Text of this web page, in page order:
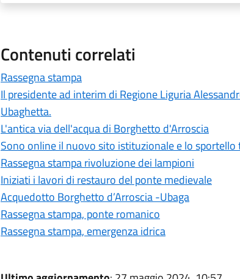
Contenuti correlati
Rassegna stampa
Il presidente ad interim di Regione Liguria
Ubaghetta.
L'antica via dell'acqua di Borghetto d'Arroscia
Sono online il nuovo sito istituzionale e lo
Rassegna stampa rivoluzione dei lampioni
Iniziati i lavori di restauro del ponte medievale
Acquedotto Borghetto d’Arroscia -Ubaga
Rassegna stampa, ponte romanico
Rassegna stampa, emergenza idrica